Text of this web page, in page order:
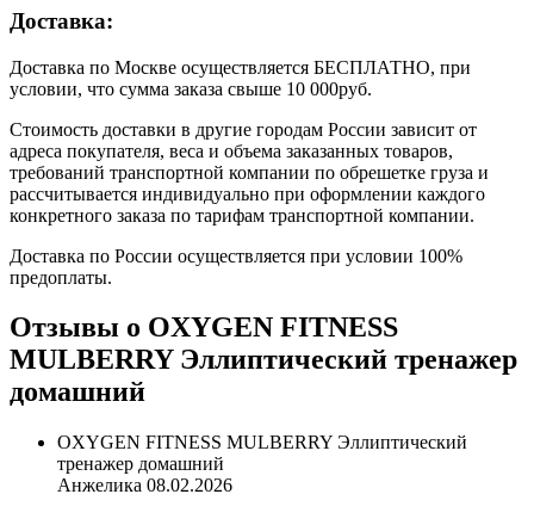
Доставка:
Доставка по Москве осуществляется БЕСПЛАТНО, при
условии, что сумма заказа свыше 10 000руб.
Стоимость доставки в другие городам России зависит от
адреса покупателя, веса и объема заказанных товаров,
требований транспортной компании по обрешетке груза и
рассчитывается индивидуально при оформлении каждого
конкретного заказа по тарифам транспортной компании.
Доставка по России осуществляется при условии 100%
предоплаты.
Отзывы о OXYGEN FITNESS
MULBERRY Эллиптический тренажер
домашний
OXYGEN FITNESS MULBERRY Эллиптический
тренажер домашний
Анжелика 08.02.2026